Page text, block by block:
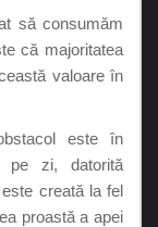
să consumăm
că majoritatea
valoare în
este în
pe zi, datorită
creată la fel
proastă a apei